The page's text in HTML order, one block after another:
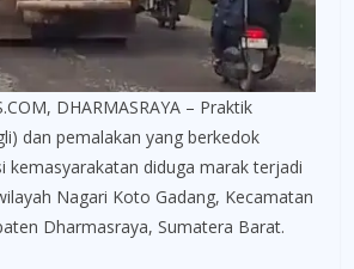
DHARMASRAYA – Praktik
dan pemalakan yang berkedok
kemasyarakatan diduga marak terjadi
Nagari Koto Gadang, Kecamatan
Dharmasraya, Sumatera Barat.